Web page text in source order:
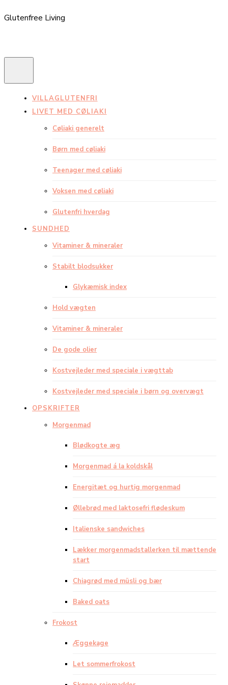
Glutenfree Living
VILLAGLUTENFRI
LIVET MED CØLIAKI
Cøliaki generelt
Børn med cøliaki
Teenager med cøliaki
Voksen med cøliaki
Glutenfri hverdag
SUNDHED
Vitaminer & mineraler
Stabilt blodsukker
Glykæmisk index
Hold vægten
Vitaminer & mineraler
De gode olier
Kostvejleder med speciale i vægttab
Kostvejleder med speciale i børn og overvægt
OPSKRIFTER
Morgenmad
Blødkogte æg
Morgenmad á la koldskål
Energitæt og hurtig morgenmad
Øllebrød med laktosefri flødeskum
Italienske sandwiches
Lækker morgenmadstallerken til mættende
start
Chiagrød med müsli og bær
Baked oats
Frokost
Æggekage
Let sommerfrokost